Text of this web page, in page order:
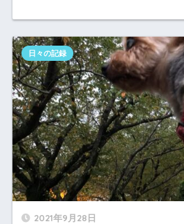
2021年9月28日
日々の記録